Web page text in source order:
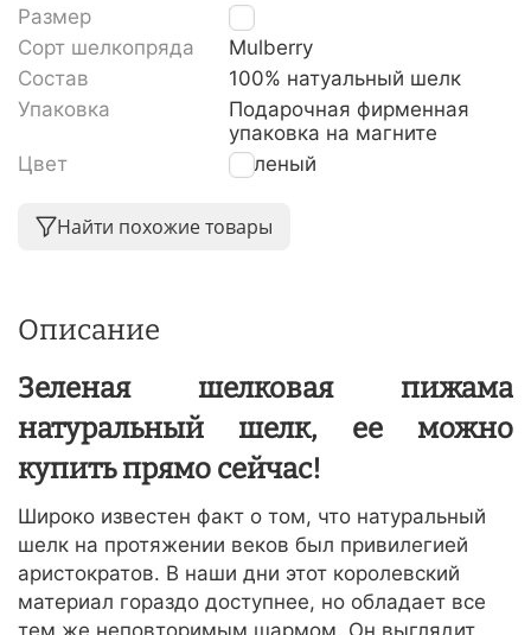
Размер
XL
Сорт шелкопряда
Mulberry
Состав
100% натуальный шелк
Упаковка
Подарочная фирменная
упаковка на магните
Цвет
Зеленый
Найти похожие товары
Описание
Зеленая шелковая пижама
натуральный шелк, ее можно
купить прямо сейчас!
Широко известен факт о том, что натуральный
шелк на протяжении веков был привилегией
аристократов. В наши дни этот королевский
материал гораздо доступнее, но обладает все